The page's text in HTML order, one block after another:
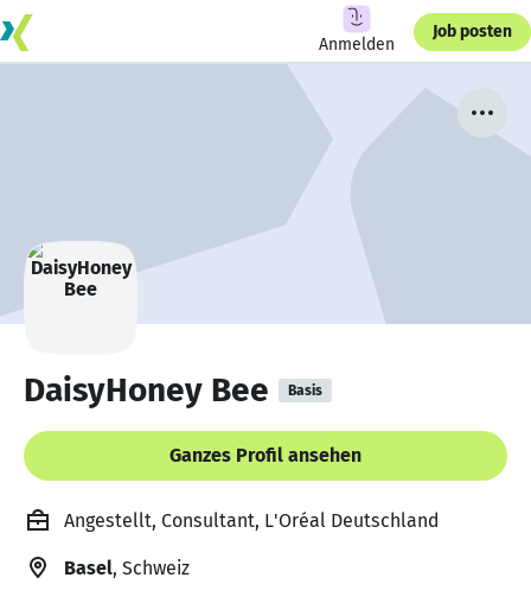
Anmelden
Job posten
DaisyHoney Bee Basis
Ganzes Profil ansehen
Angestellt, Consultant, L'Oréal Deutschland
Basel, Schweiz